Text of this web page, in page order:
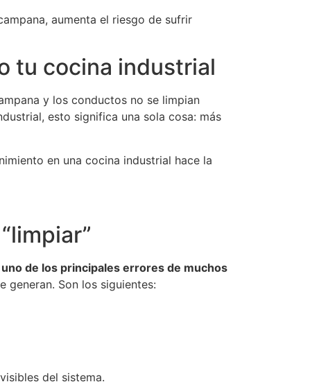
aumenta el riesgo de sufrir
tu cocina industrial
y los conductos no se limpian
esto significa una sola cosa: más
en una cocina industrial hace la
de los principales errores de muchos
Son los siguientes:
del sistema.